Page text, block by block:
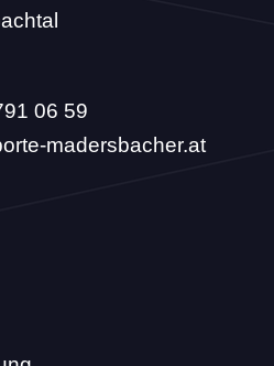
06 59
madersbacher.at